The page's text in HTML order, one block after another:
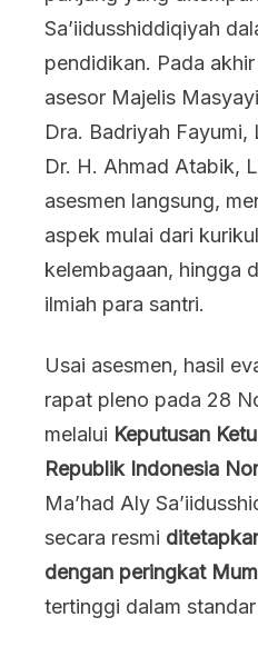
Sa’iidusshiddiqiyah
pendidikan. Pada
asesor Majelis
Dra. Badriyah
Dr. H. Ahmad Atabik,
asesmen langsung,
aspek mulai dari
kelembagaan, hingga
ilmiah para santri.
Usai asesmen, hasil
rapat pleno pada 28
melalui Keputusan
Republik Indonesia
Ma’had Aly
secara resmi
dengan peringkat
tertinggi dalam